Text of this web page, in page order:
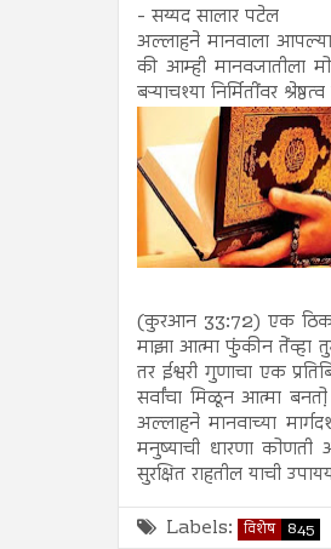
- सय्यद सालार पटेल
अल्लाहने मानवाला
की आम्ही मानवजातीला
बऱ्याचश्या निर्मितींवर
(कुरआन 33:72) एक
माझा आत्मा फुंकीन तेंव्हा
तर ईश्वरी गुणाचा एक
सर्वांचा मिळून आत्मा
अल्लाहने मानवाच्या
मनुष्याची धारणा
सुरक्षित राहतील याची
Labels: विशेष 845